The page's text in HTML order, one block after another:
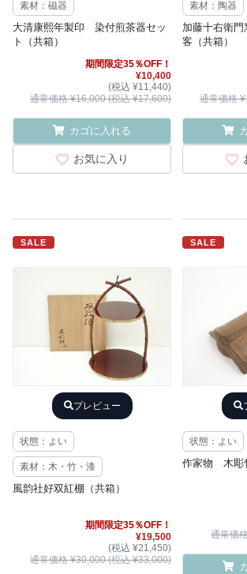
素材：磁器
大清康熙年製印 染付煎茶器セッ
ト（共箱）
期間限定35％OFF！
¥10,400
(税込 ¥11,440)
通常価格 ¥16,000 (税込 ¥17,600)
カゴに入れる
お気に入り
素材：陶器
加藤十右衛
客（共箱）
通常価格
SALE
プレビュー
状態：よい
素材：木・竹・漆
風韵社好双紅棚（共箱）
期間限定35％OFF！
¥19,500
(税込 ¥21,450)
通常価格 ¥30,000 (税込 ¥33,000)
SALE
状態：よい
作家物 木彫
通常価